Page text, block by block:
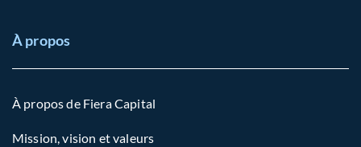
À propos
À propos de Fiera Capital
Mission, vision et valeurs